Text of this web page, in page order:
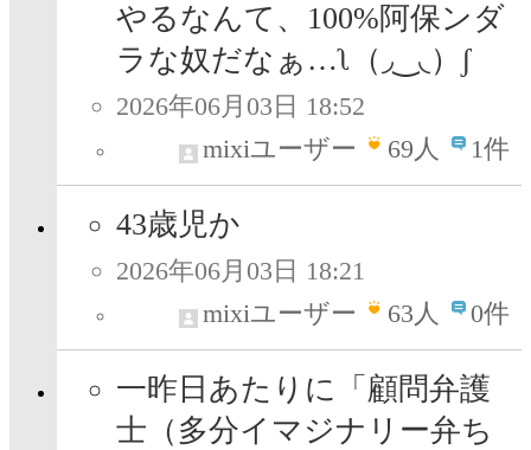
やるなんて、100%阿保ンダ
ラな奴だなぁ…ʅ（◞‿◟）ʃ
2026年06月03日 18:52
mixiユーザー
69人 1件
43歳児か
2026年06月03日 18:21
mixiユーザー
63人 0件
一昨日あたりに「顧問弁護
士（多分イマジナリー弁ち